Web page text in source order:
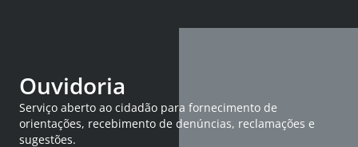
Ouvidoria
Serviço aberto ao cidadão para fornecimento de
orientações, recebimento de denúncias, reclamações e
sugestões.